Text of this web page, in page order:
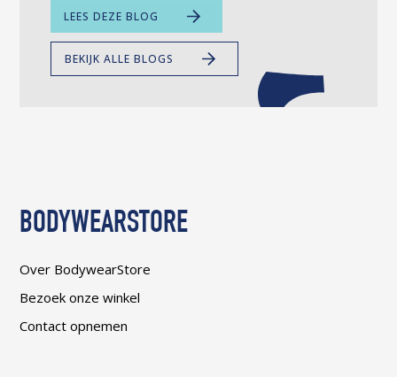
LEES DEZE BLOG OVER
,
GREGG
HOMME
BOYTOY
BEKIJK ALLE BLOGS
BODYWEARSTORE
Over BodywearStore
Bezoek onze winkel
Contact opnemen